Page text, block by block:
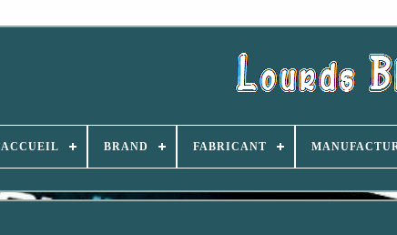
ACCUEIL BRAND FABRICANT